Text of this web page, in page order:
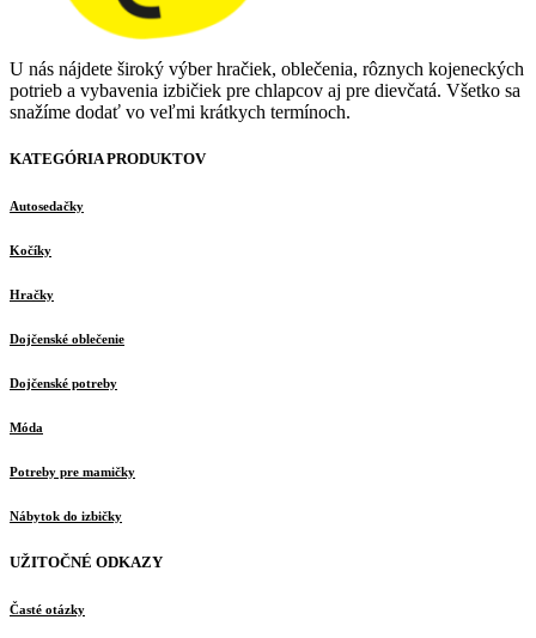
U nás nájdete široký výber hračiek, oblečenia, rôznych kojeneckých
potrieb a vybavenia izbičiek pre chlapcov aj pre dievčatá. Všetko sa
snažíme dodať vo veľmi krátkych termínoch.
KATEGÓRIA PRODUKTOV
Autosedačky
Kočíky
Hračky
Dojčenské oblečenie
Dojčenské potreby
Móda
Potreby pre mamičky
Nábytok do izbičky
UŽITOČNÉ ODKAZY
Časté otázky